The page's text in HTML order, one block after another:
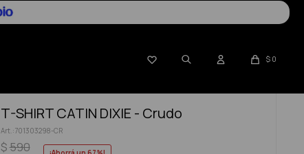
 $ 0
T-SHIRT CATIN DIXIE - Crudo
701303298-CR
$590